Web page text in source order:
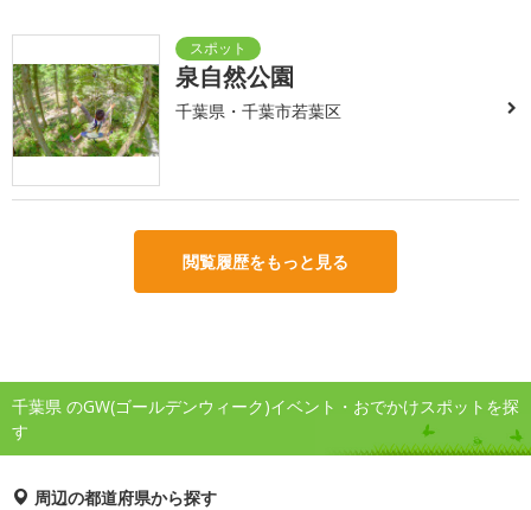
泉自然公園
千葉県・千葉市若葉区
閲覧履歴をもっと見る
千葉県 のGW(ゴールデンウィーク)イベント・おでかけスポットを探
す
周辺の都道府県から探す